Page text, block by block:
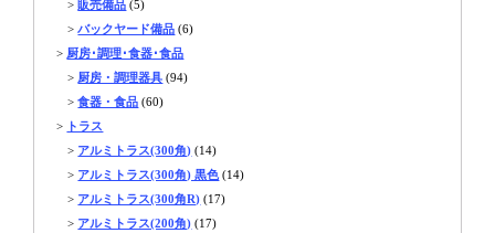
> 販売備品 (5)
>バックヤード備品 (6)
> 厨房･調理･食器･食品
> 厨房・調理器具 (94)
>食器・食品 (60)
> トラス
> アルミトラス(300角) (14)
> アルミトラス(300角) 黒色 (14)
> アルミトラス(300角R) (17)
> アルミトラス(200角) (17)